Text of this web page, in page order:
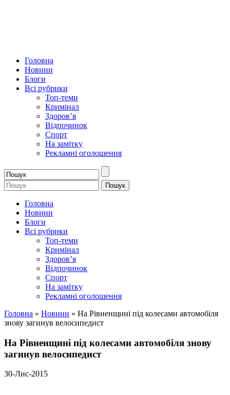
Головна
Новини
Блоги
Всі рубрики
Топ-теми
Кримінал
Здоров’я
Відпочинок
Спорт
На замітку
Рекламні оголошення
Головна
Новини
Блоги
Всі рубрики
Топ-теми
Кримінал
Здоров’я
Відпочинок
Спорт
На замітку
Рекламні оголошення
Головна » Новини » На Рівненщині під колесами автомобіля
знову загинув велосипедист
На Рівненщині під колесами автомобіля знову
загинув велосипедист
30-Лис-2015